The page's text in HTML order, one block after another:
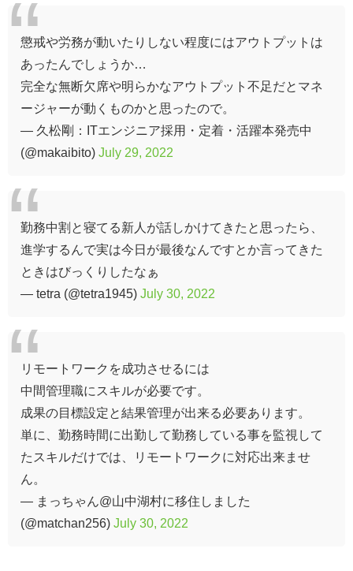
懲戒や労務が動いたりしない程度にはアウトプットは
あったんでしょうか…
完全な無断欠席や明らかなアウトプット不足だとマネ
ージャーが動くものかと思ったので。
— 久松剛：ITエンジニア採用・定着・活躍本発売中
(@makaibito) July 29, 2022
勤務中割と寝てる新人が話しかけてきたと思ったら、
進学するんで実は今日が最後なんですとか言ってきた
ときはびっくりしたなぁ
— tetra (@tetra1945) July 30, 2022
リモートワークを成功させるには
中間管理職にスキルが必要です。
成果の目標設定と結果管理が出来る必要あります。
単に、勤務時間に出勤して勤務している事を監視して
たスキルだけでは、リモートワークに対応出来ませ
ん。
— まっちゃん@山中湖村に移住しました
(@matchan256) July 30, 2022